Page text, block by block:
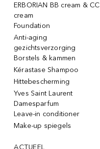
ERBORIAN BB cream & CC
cream
Foundation
Anti-aging
gezichtsverzorging
Borstels & kammen
Kérastase Shampoo
Hittebescherming
Yves Saint Laurent
Damesparfum
Leave-in conditioner
Make-up spiegels
ACTUEEL